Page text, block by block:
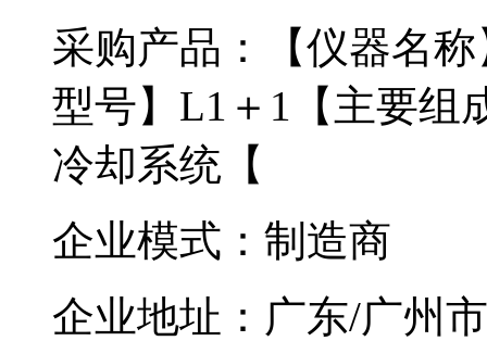
采购产品：【仪器名
型号】L1＋1【主要组
冷却系统【
企业模式：制造商
企业地址：广东/广州市